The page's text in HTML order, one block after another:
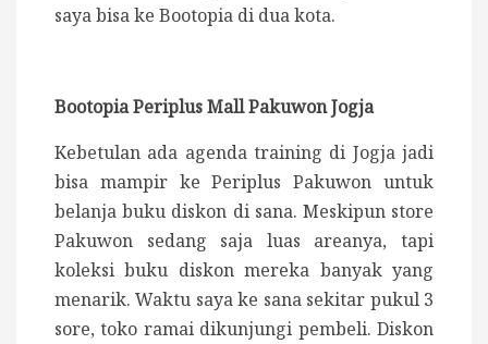
saya bisa ke Bootopia di dua kota.
Bootopia Periplus Mall Pakuwon Jogja
Kebetulan ada agenda training di Jogja jadi
bisa mampir ke Periplus Pakuwon untuk
belanja buku diskon di sana. Meskipun store
Pakuwon sedang saja luas areanya, tapi
koleksi buku diskon mereka banyak yang
menarik. Waktu saya ke sana sekitar pukul 3
sore, toko ramai dikunjungi pembeli. Diskon